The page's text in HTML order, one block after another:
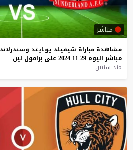
مباشر
مشاهدة مباراة شيفيلد يونايتد وسندرلاند
مباشر اليوم 29-11-2024 على برامول لين
منذ سنتين